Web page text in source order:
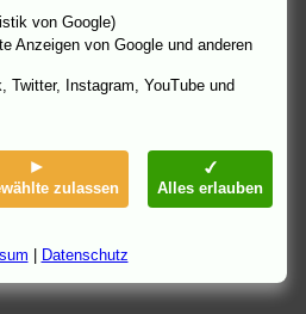
interessieren. Doch Eyals
wird von Axels offenem Umgang
Eine unangenehme
den beiden jungen Männern.
großen Geburtstagsfeier von Axels
wird. Deshalb wird Eyal
wo er Axel treffen soll, um die
Wahrheiten über sich selbst
von Google)
Anzeigen von Google und anderen
Twitter, Instagram, YouTube und
zulassen Alles erlauben
Datenschutz